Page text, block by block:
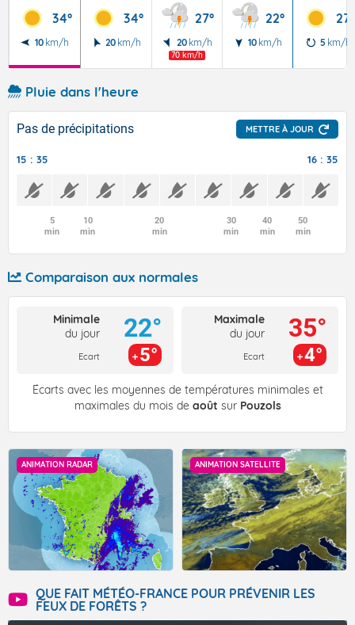
34°
10 km/h
34°
20 km/h
27°
20 km/h
70 km/h
22°
10 km/h
27°
5 km/h
Pluie dans l'heure
Pas de précipitations METTRE À JOUR
15 : 35 16 : 35
5
min
10
min
20
min
30
min
40
min
50
min
Comparaison aux normales
Minimale
du jour
Ecart
22°
5°
Maximale
du jour
Ecart
35°
4°
Écarts avec les moyennes de températures minimales et
maximales du mois de août sur Pouzols
ANIMATION RADAR ANIMATION SATELLITE
QUE FAIT MÉTÉO-FRANCE POUR PRÉVENIR LES
FEUX DE FORÊTS ?